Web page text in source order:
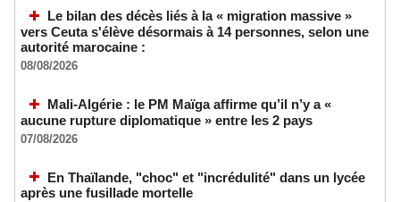
Le bilan des décès liés à la « migration massive »
vers Ceuta s'élève désormais à 14 personnes, selon une
autorité marocaine :
08/08/2026
Mali-Algérie : le PM Maïga affirme qu’il n’y a «
aucune rupture diplomatique » entre les 2 pays
07/08/2026
En Thaïlande, "choc" et "incrédulité" dans un lycée
après une fusillade mortelle